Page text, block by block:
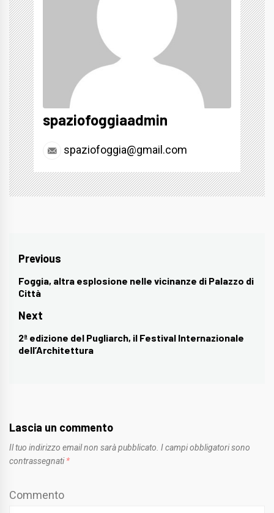
spaziofoggiaadmin
spaziofoggia@gmail.com
Navigazione
articoli
Previous
Previous
post:
Foggia, altra esplosione nelle vicinanze di Palazzo di
Città
Next
Next
post:
2ª edizione del Pugliarch, il Festival Internazionale
dell’Architettura
Lascia un commento
Il tuo indirizzo email non sarà pubblicato. I campi obbligatori sono
contrassegnati *
Commento